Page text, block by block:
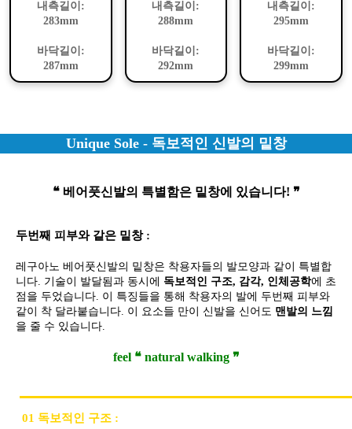
내측길이:
283mm
바닥길이:
287mm
내측길이:
288mm
바닥길이:
292mm
내측길이:
295mm
바닥길이:
299mm
Unique Sole - 독보적인 신발의 밑창
❝ 베어풋신발의 특별함은 밑창에 있습니다! ❞
두번째 피부와 같은 밑창 :
레구아노 베어풋신발의 밑창은 착용자들의 발모양과 같이 특별합
니다. 기술이 발달됨과 동시에 독보적인 구조, 감각, 인체공학에 초
점을 두었습니다. 이 특징들을 통해 착용자의 발에 두번째 피부와
같이 착 달라붙습니다. 이 요소들 만이 신발을 신어도 맨발의 느낌
을 줄 수 있습니다.
feel ❝ natural walking ❞
01 독보적인 구조 :